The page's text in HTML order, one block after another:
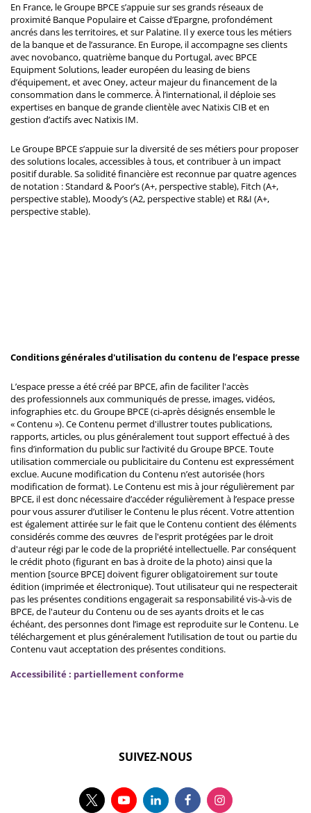
En France, le Groupe BPCE s’appuie sur ses grands réseaux de
proximité Banque Populaire et Caisse d’Epargne, profondément
ancrés dans les territoires, et sur Palatine. Il y exerce tous les métiers
de la banque et de l’assurance. En Europe, il accompagne ses clients
avec novobanco, quatrième banque du Portugal, avec BPCE
Equipment Solutions, leader européen du leasing de biens
d’équipement, et avec Oney, acteur majeur du financement de la
consommation dans le commerce. À l’international, il déploie ses
expertises en banque de grande clientèle avec Natixis CIB et en
gestion d’actifs avec Natixis IM.
Le Groupe BPCE s’appuie sur la diversité de ses métiers pour proposer
des solutions locales, accessibles à tous, et contribuer à un impact
positif durable. Sa solidité financière est reconnue par quatre agences
de notation : Standard & Poor’s (A+, perspective stable), Fitch (A+,
perspective stable), Moody’s (A2, perspective stable) et R&I (A+,
perspective stable).
Conditions générales d'utilisation du contenu de l’espace presse
L’espace presse a été créé par BPCE, afin de faciliter l'accès
des professionnels aux communiqués de presse, images, vidéos,
infographies etc. du Groupe BPCE (ci-après désignés ensemble le
« Contenu »). Ce Contenu permet d'illustrer toutes publications,
rapports, articles, ou plus généralement tout support effectué à des
fins d’information du public sur l’activité du Groupe BPCE. Toute
utilisation commerciale ou publicitaire du Contenu est expressément
exclue. Aucune modification du Contenu n’est autorisée (hors
modification de format). Le Contenu est mis à jour régulièrement par
BPCE, il est donc nécessaire d’accéder régulièrement à l’espace presse
pour vous assurer d’utiliser le Contenu le plus récent. Votre attention
est également attirée sur le fait que le Contenu contient des éléments
considérés comme des œuvres de l'esprit protégées par le droit
d'auteur régi par le code de la propriété intellectuelle. Par conséquent
le crédit photo (figurant en bas à droite de la photo) ainsi que la
mention [source BPCE] doivent figurer obligatoirement sur toute
édition (imprimée et électronique). Tout utilisateur qui ne respecterait
pas les présentes conditions engagerait sa responsabilité vis-à-vis de
BPCE, de l'auteur du Contenu ou de ses ayants droits et le cas
échéant, des personnes dont l’image est reproduite sur le Contenu. Le
téléchargement et plus généralement l’utilisation de tout ou partie du
Contenu vaut acceptation des présentes conditions.
Accessibilité : partiellement conforme
SUIVEZ-NOUS